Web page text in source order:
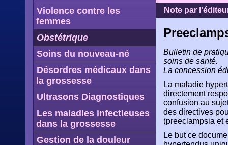
Violence contre les
femmes
Obstétrique
Soins du nouveau-né
Désordres médicaux dans
la grossesse
Ultrasons Diagnostiques
Les maladies infectieuses
dans la grossesse
Gestion de la douleur
Note par
Bulletin de
soins de santé.
La concession
La maladie
directement
confusion au
des directives
(preeclampsia et
Le but ce